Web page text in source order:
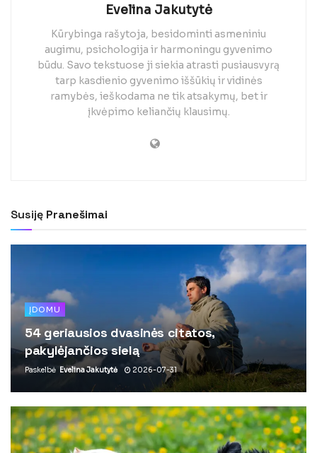
Evelina Jakutytė
Kūrybinga rašytoja, besidominti asmeniniu
augimu, psichologija ir harmoningu gyvenimo
būdu. Savo tekstuose ji siekia atrasti pusiausvyrą
tarp kasdienio gyvenimo iššūkių ir vidinės
ramybės, ieškodama ne tik atsakymų, bet ir
įkvėpimo keliančių klausimų.
Susiję Pranešimai
ĮDOMU
54 geriausios dvasinės citatos,
pakylėjančios sielą
Paskelbė Evelina Jakutytė 2026-07-31